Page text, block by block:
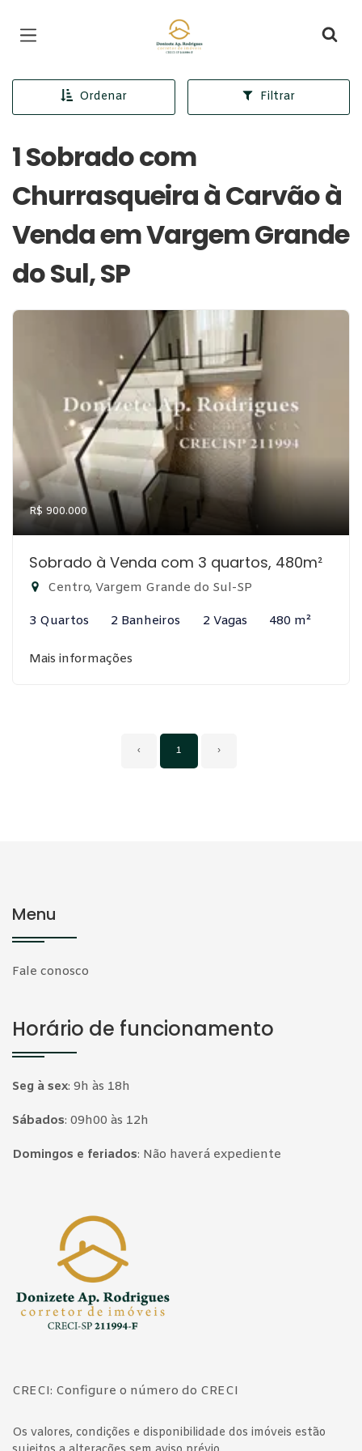
Página inicial
Ordenar Filtrar
1 Sobrado com
Churrasqueira à Carvão à
Venda em Vargem Grande
do Sul, SP
R$ 900.000
Sobrado à Venda com 3 quartos, 480m²
Centro, Vargem Grande do Sul-SP
3 Quartos 2 Banheiros 2 Vagas 480 m²
Mais informações
‹ 1 ›
Menu
Fale conosco
Horário de funcionamento
Seg à sex: 9h às 18h
Sábados: 09h00 às 12h
Domingos e feriados: Não haverá expediente
CRECI: Configure o número do CRECI
Os valores, condições e disponibilidade dos imóveis estão